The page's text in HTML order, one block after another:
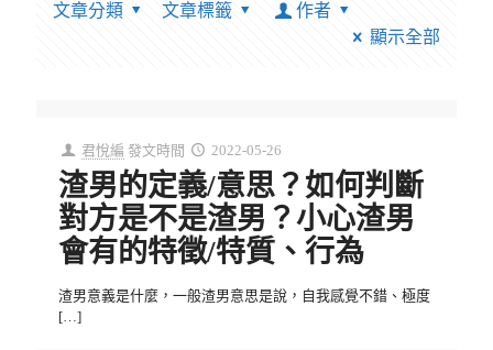
文章分類 文章標籤
作者
顯示全部
君悅編 發文時間 2022-05-26
渣男的定義/意思？如何判斷
對方是不是渣男？小心渣男
會有的特徵/特質、行為
渣男意義是什麼，一般渣男意思是說，自我感覺不錯、極度
[…]